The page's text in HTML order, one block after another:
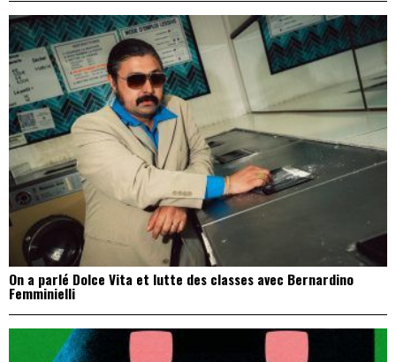
On a parlé Dolce Vita et lutte des classes avec Bernardino
Femminielli